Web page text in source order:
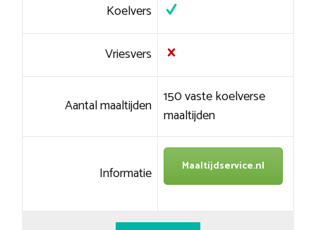
Koelvers
Vriesvers
Aantal maaltijden 150 vaste koelverse
maaltijden
Informatie Maaltijdservice.nl